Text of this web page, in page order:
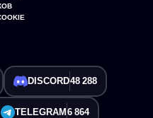
DISCORD48 288
TELEGRAM 6 864